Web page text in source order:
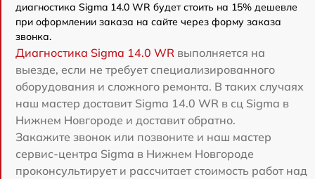
диагностика Sigma 14.0 WR будет стоить на 15% дешевле
при оформлении заказа на сайте через форму заказа
звонка.
Диагностика Sigma 14.0 WR выполняется на
выезде, если не требует специализированного
оборудования и сложного ремонта. В таких случаях
наш мастер доставит Sigma 14.0 WR в сц Sigma в
Нижнем Новгороде и доставит обратно.
Закажите звонок или позвоните и наш мастер
сервис-центра Sigma в Нижнем Новгороде
проконсультирует и рассчитает стоимость работ над